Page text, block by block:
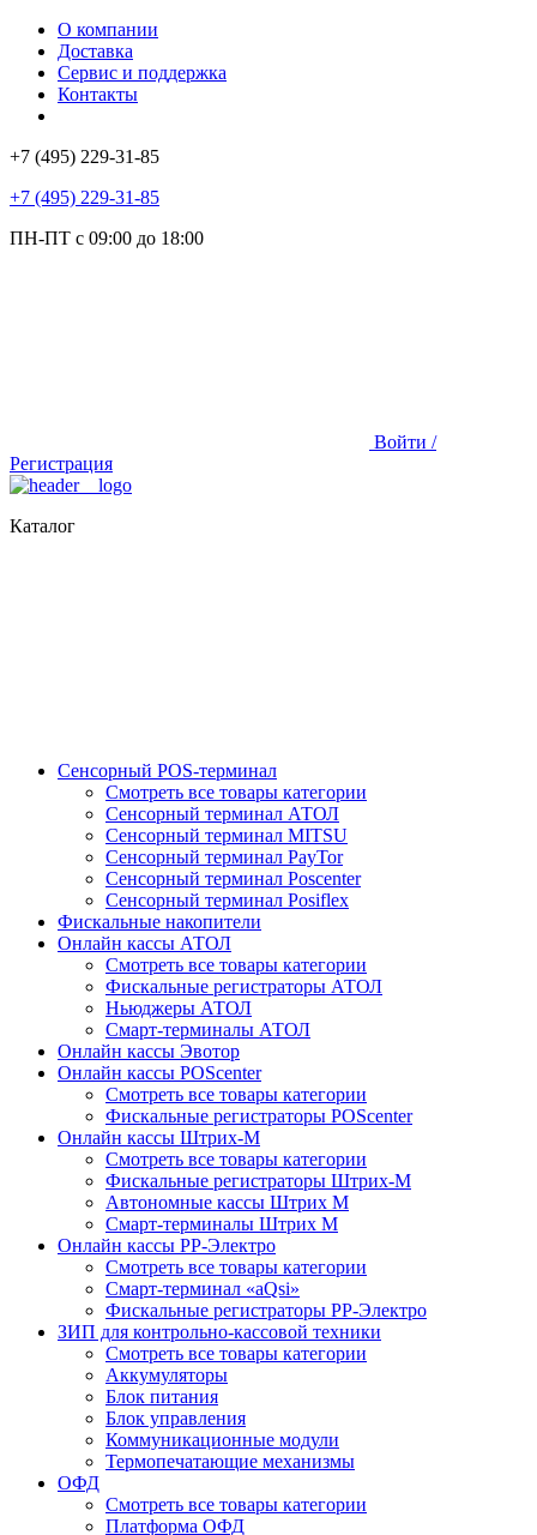
О компании
Доставка
Сервис и поддержка
Контакты
+7 (495) 229-31-85
+7 (495) 229-31-85
ПН-ПТ с 09:00 до 18:00
Войти /
Регистрация
Каталог
Сенсорный POS-терминал
Смотреть все товары категории
Сенсорный терминал АТОЛ
Сенсорный терминал MITSU
Сенсорный терминал PayTor
Сенсорный терминал Poscenter
Сенсорный терминал Posiflex
Фискальные накопители
Онлайн кассы АТОЛ
Смотреть все товары категории
Фискальные регистраторы АТОЛ
Ньюджеры АТОЛ
Смарт-терминалы АТОЛ
Онлайн кассы Эвотор
Онлайн кассы POScenter
Смотреть все товары категории
Фискальные регистраторы POScenter
Онлайн кассы Штрих-М
Смотреть все товары категории
Фискальные регистраторы Штрих-М
Автономные кассы Штрих М
Смарт-терминалы Штрих М
Онлайн кассы РР-Электро
Смотреть все товары категории
Смарт-терминал «aQsi»
Фискальные регистраторы РР-Электро
ЗИП для контрольно-кассовой техники
Смотреть все товары категории
Аккумуляторы
Блок питания
Блок управления
Коммуникационные модули
Термопечатающие механизмы
ОФД
Смотреть все товары категории
Платформа ОФД